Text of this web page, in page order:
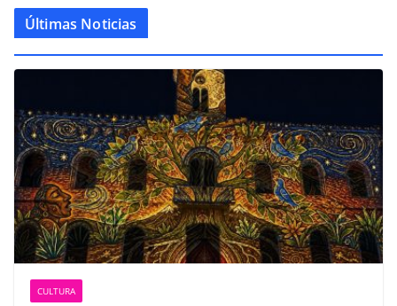
Últimas Noticias
CULTURA